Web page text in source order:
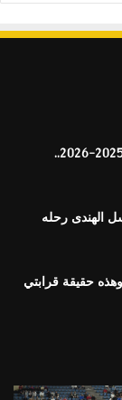
مصروفات المدارس التجريبية والرسمية المتميزة 2025-2026..
الهندى رحله
الفن وأنا عندي 37 سنة.. وهذه حقيقة قرابتي